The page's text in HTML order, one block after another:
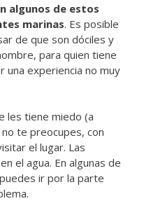
algunos de estos
marinas. Es posible
de que son dóciles y
para quien tiene
una experiencia no muy
les tiene miedo (a
te preocupes, con
el lugar. Las
el agua. En algunas de
ir por la parte